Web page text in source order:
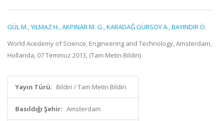
GÜL M.,YILMAZ H.,AKPINAR M. G.,KARADAĞ GÜRSOY A.,BAYINDIR Ö.
World Acedemy of Science, Engineering and Technology, Amsterdam,
Hollanda, 07 Temmuz 2013, (Tam Metin Bildiri)
Yayın Türü: Bildiri / Tam Metin Bildiri
Basıldığı Şehir: Amsterdam